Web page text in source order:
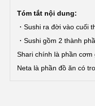
Tóm tắt nội dung:
・Sushi ra đời vào cuối
・Sushi gồm 2 thành
Shari chính là phần cơm
Neta là phần đồ ăn có